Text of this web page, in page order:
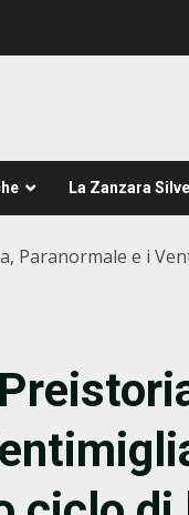
La Zanzara
Paranormale e i